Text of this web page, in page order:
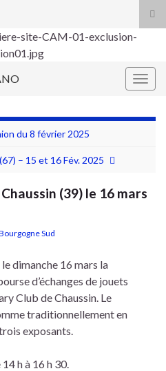
du 8 février 2025
– 15 et 16 Fév. 2025
(39) le 16 mars
Sud
dimanche 16 mars la
d’échanges de jouets
Club de Chaussin. Le
traditionnellement en
exposants.
h à 16 h 30.